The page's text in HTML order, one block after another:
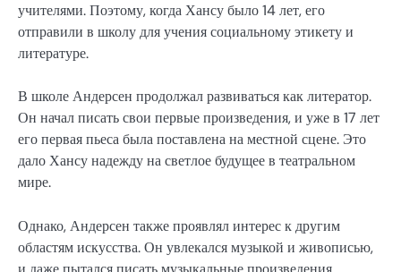
учителями. Поэтому, когда Хансу было 14 лет, его
отправили в школу для учения социальному этикету и
литературе.
В школе Андерсен продолжал развиваться как литератор.
Он начал писать свои первые произведения, и уже в 17 лет
его первая пьеса была поставлена на местной сцене. Это
дало Хансу надежду на светлое будущее в театральном
мире.
Однако, Андерсен также проявлял интерес к другим
областям искусства. Он увлекался музыкой и живописью,